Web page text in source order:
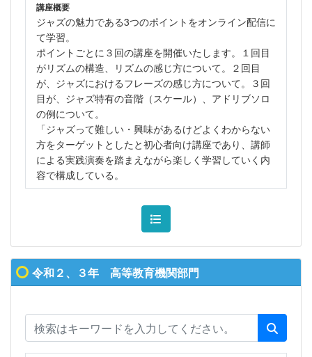
講座概要
ジャズの魅力である3つのポイントをオンライン配信に
て学習。
ポイントごとに３回の講座を開催いたします。１回目
がリズムの構造、リズムの感じ方について。２回目
が、ジャズにおけるフレーズの感じ方について。３回
目が、ジャズ特有の音階（スケール）、アドリブソロ
の例について。
「ジャズって難しい・興味があるけどよくわからない
方をターゲットとしたと初心者向け講座であり、講師
による実践演奏を踏まえながら楽しく学習していく内
容で構成している。
令和２、３年 高等教育機関部門